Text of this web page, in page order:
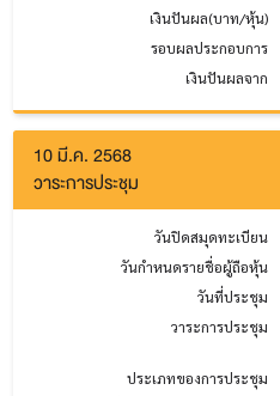
เงินปันผล(บาท/หุ้น)
รอบผลประกอบการ
เงินปันผลจาก
10 มี.ค. 2568
วาระการประชุม
วันปิดสมุดทะเบียน
วันกำหนดรายชื่อผู้ถือหุ้น
วันที่ประชุม
วาระการประชุม
ประเภทของการประชุม